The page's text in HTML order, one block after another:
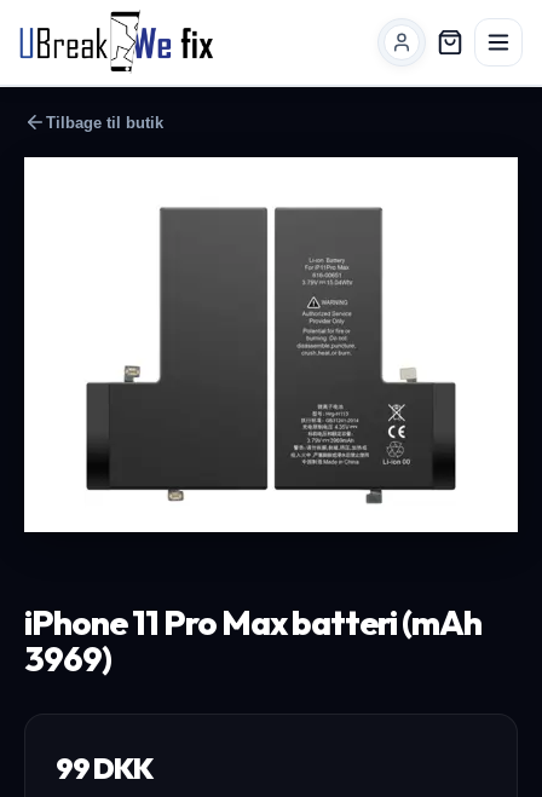
Tilbage til butik
iPhone 11 Pro Max batteri (mAh
3969)
99DKK